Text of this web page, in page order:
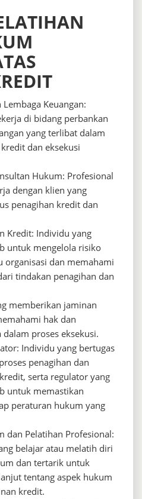
Keuangan:
di bidang perbankan
yang terlibat dalam
dan eksekusi
Hukum: Profesional
dengan klien yang
penagihan kredit dan
Kredit: Individu yang
untuk mengelola risiko
organisasi dan memahami
tindakan penagihan dan
memberikan jaminan
hak dan
proses eksekusi.
Individu yang bertugas
penagihan dan
serta regulator yang
untuk memastikan
peraturan hukum yang
dan Pelatihan Profesional:
belajar atau melatih diri
dan tertarik untuk
tentang aspek hukum
kredit.